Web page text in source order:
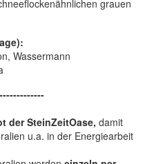
grauen
Wassermann
der SteinZeitOase, damit
u.a. in der Energiearbeit